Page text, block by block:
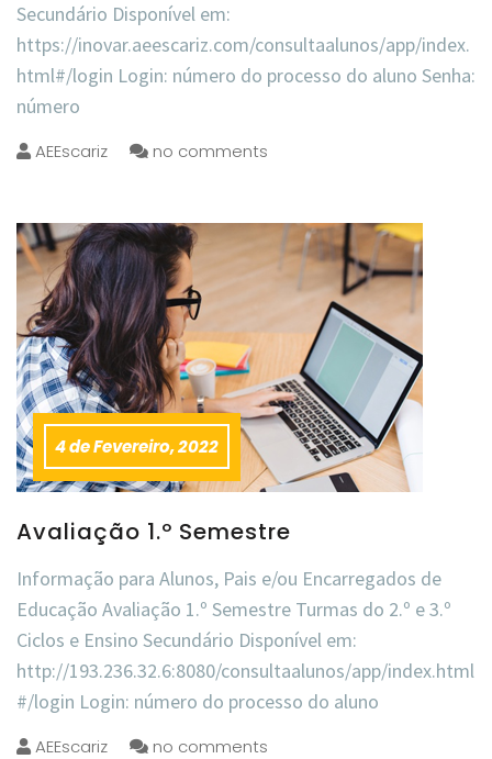
Secundário Disponível em:
https://inovar.aeescariz.com/consultaalunos/app/index.
html#/login Login: número do processo do aluno Senha:
número
AEEscariz no comments
4 de Fevereiro, 2022
Avaliação 1.º Semestre
Informação para Alunos, Pais e/ou Encarregados de
Educação Avaliação 1.º Semestre Turmas do 2.º e 3.º
Ciclos e Ensino Secundário Disponível em:
http://193.236.32.6:8080/consultaalunos/app/index.html
#/login Login: número do processo do aluno
AEEscariz no comments